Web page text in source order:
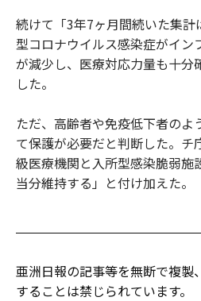
続けて「3年7ヶ月間続いた集
型コロナウイルス感染症がイン
が減少し、医療対応力量も十分
した。
ただ、高齢者や免疫低下者のよ
て保護が必要だと判断した。チ
級医療機関と入所型感染脆弱施
当分維持する」と付け加えた。
亜洲日報の記事等を無断で複製
することは禁じられています。